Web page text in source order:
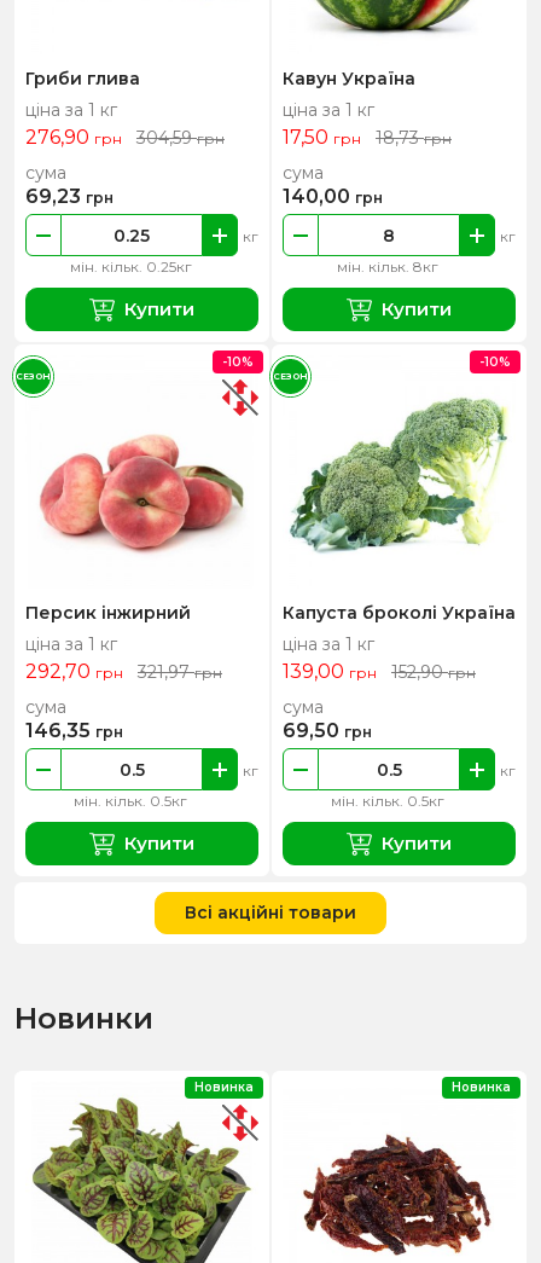
Гриби глива
ціна за 1 кг
276,90 грн 304,59грн
мін. кільк. 0.25кг
кг
сума
69,23 грн
Купити
Кавун Україна
ціна за 1 кг
17,50 грн 18,73грн
мін. кільк. 8кг
кг
сума
140,00 грн
Купити
Персик інжирний
ціна за 1 кг
292,70 грн 321,97грн
мін. кільк. 0.5кг
кг
сума
146,35 грн
Купити
-10%
СЕЗОН
Капуста броколі Україна
ціна за 1 кг
139,00 грн 152,90грн
мін. кільк. 0.5кг
кг
сума
69,50 грн
Купити
-10%
СЕЗОН
Всі акційні товари
Новинки
Новинка Новинка